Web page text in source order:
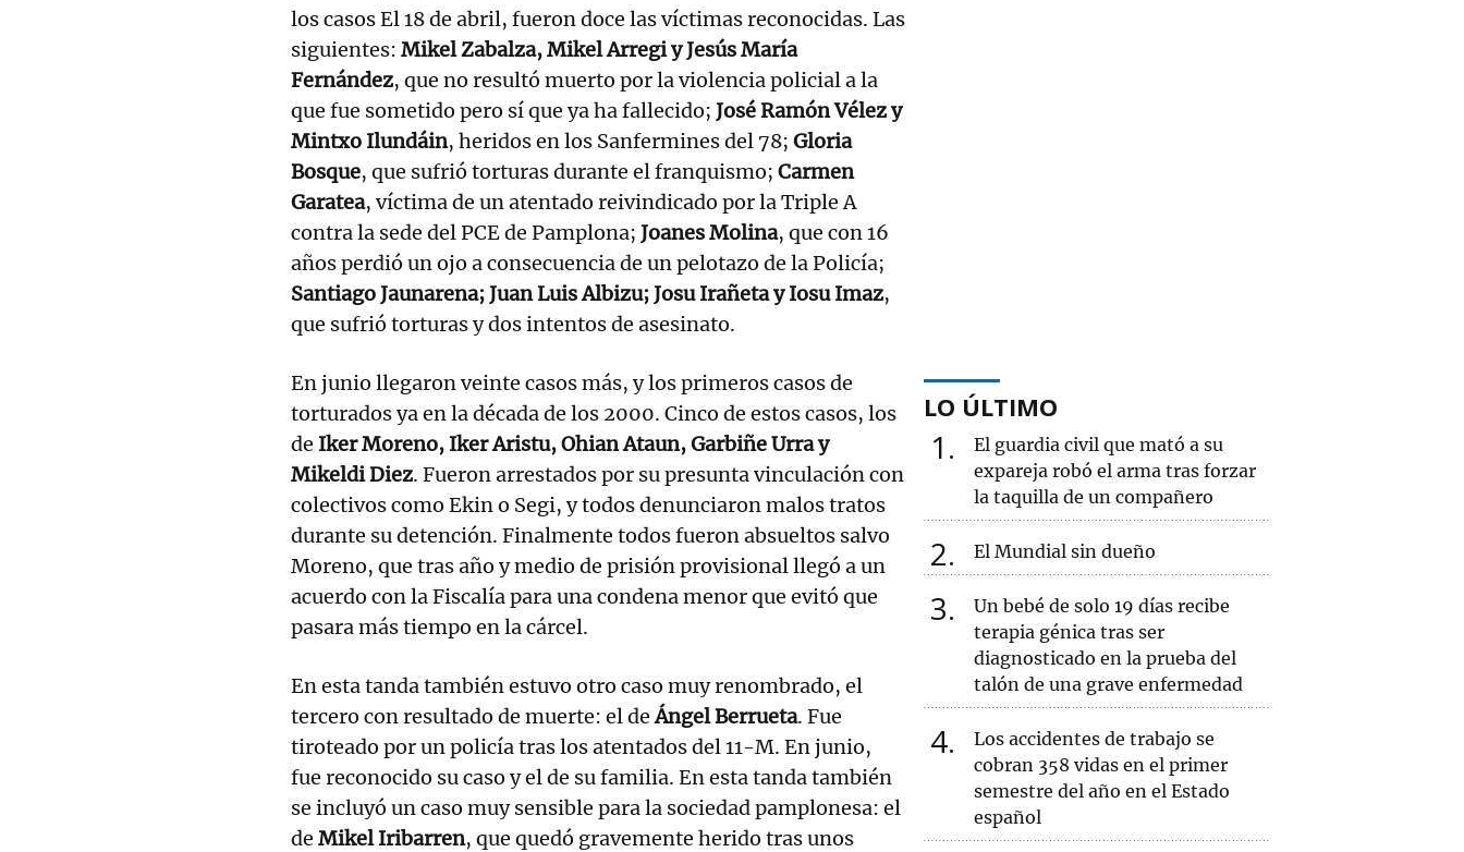
los casos El 18 de abril, fueron doce las víctimas reconocidas. Las
siguientes: Mikel Zabalza, Mikel Arregi y Jesús María
Fernández, que no resultó muerto por la violencia policial a la
que fue sometido pero sí que ya ha fallecido; José Ramón Vélez y
Mintxo Ilundáin, heridos en los Sanfermines del 78; Gloria
Bosque, que sufrió torturas durante el franquismo; Carmen
Garatea, víctima de un atentado reivindicado por la Triple A
contra la sede del PCE de Pamplona; Joanes Molina, que con 16
años perdió un ojo a consecuencia de un pelotazo de la Policía;
Santiago Jaunarena; Juan Luis Albizu; Josu Irañeta y Iosu Imaz,
que sufrió torturas y dos intentos de asesinato.
En junio llegaron veinte casos más, y los primeros casos de
torturados ya en la década de los 2000. Cinco de estos casos, los
de Iker Moreno, Iker Aristu, Ohian Ataun, Garbiñe Urra y
Mikeldi Diez. Fueron arrestados por su presunta vinculación con
colectivos como Ekin o Segi, y todos denunciaron malos tratos
durante su detención. Finalmente todos fueron absueltos salvo
Moreno, que tras año y medio de prisión provisional llegó a un
acuerdo con la Fiscalía para una condena menor que evitó que
pasara más tiempo en la cárcel.
En esta tanda también estuvo otro caso muy renombrado, el
tercero con resultado de muerte: el deÁngel Berrueta. Fue
tiroteado por un policía tras los atentados del 11-M. En junio,
fue reconocido su caso y el de su familia. En esta tanda también
se incluyó un caso muy sensible para la sociedad pamplonesa: el
de Mikel Iribarren, que quedó gravemente herido tras unos
LO ÚLTIMO
1
El guardia civil que mató a su
expareja robó el arma tras forzar
la taquilla de un compañero
2 El Mundial sin dueño
3
Un bebé de solo 19 días recibe
terapia génica tras ser
diagnosticado en la prueba del
talón de una grave enfermedad
4
Los accidentes de trabajo se
cobran 358 vidas en el primer
semestre del año en el Estado
español